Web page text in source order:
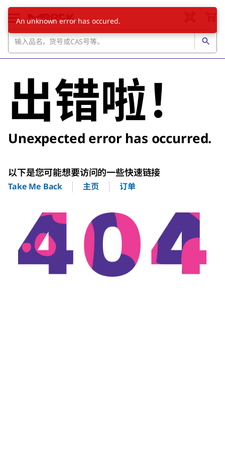
出错啦！
Unexpected error has occurred.
以下是您可能想要访问的一些快速链接
Take Me Back 主页 订单
An unknown error has occured.